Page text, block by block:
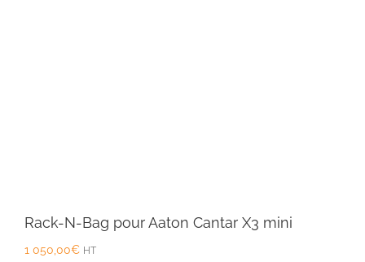
Rack-N-Bag pour Aaton Cantar X3 mini
1 050,00€ HT